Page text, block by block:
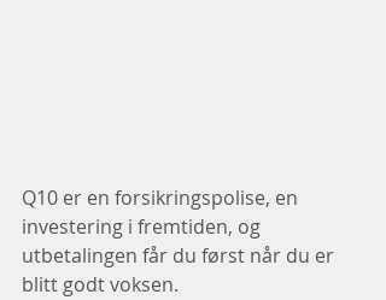
Q10 er en forsikringspolise, en
investering i fremtiden, og
utbetalingen får du først når du er
blitt godt voksen.